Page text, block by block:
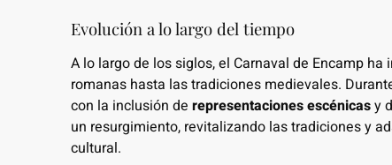
Evolución a lo largo del tiempo
A lo largo de los siglos, el Carnaval de Encamp
romanas hasta las tradiciones medievales.
con la inclusión de representaciones escénicasy
un resurgimiento, revitalizando las tradiciones y
cultural.